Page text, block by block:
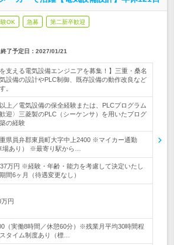
OK 急募 第二新卒歓迎
終了予定日： 2027/01/21
を支える電気設備エンジニアを募集！】三重・桑名
設備の設計やPLC制御、既存設備の動作改良など
。
以上／電気設備の保全経験または、PLCプログラム
迎〉三菱製のPLC（シーケンサ）を用いたプログ
の経験
県員弁郡東員町大字中上2400 ※マイカー通勤
場あり） ※最寄り駅から…
万円 ※経験・年齢・能力を考慮して決定いたし
間6ヶ月（待遇変更なし）
円
（実働8時間／休憩60分）※残業月平均30時間程
タイム制度あり（標…